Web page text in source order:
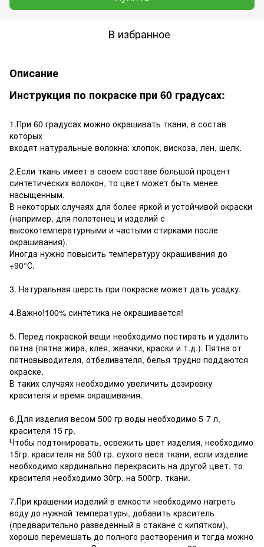
В избранное
Описание
Инструкция по покраске при 60 градусах:
1.При 60 градусах можно окрашивать ткани, в состав
которых
входят натуральные волокна: хлопок, вискоза, лен, шелк.
2.Если ткань имеет в своем составе большой процент
синтетических волокон, то цвет может быть менее
насыщенным.
В некоторых случаях для более яркой и устойчивой окраски
(например, для полотенец и изделий с
высокотемпературными и частыми стирками после
окрашивания).
Иногда нужно повысить температуру окрашивания до
+90°С.
3. Натуральная шерсть при покраске может дать усадку.
4.Важно!100% синтетика не окрашивается!
5. Перед покраской вещи необходимо постирать и удалить
пятна (пятна жира, клея, жвачки, краски и т.д.). Пятна от
пятновыводителя, отбеливателя, белья трудно поддаются
окраске.
В таких случаях необходимо увеличить дозировку
красителя и время окрашивания.
6.Для изделия весом 500 гр воды необходимо 5-7 л,
красителя 15 гр.
Чтобы подтонировать, освежить цвет изделия, необходимо
15гр. красителя на 500 гр. сухого веса ткани, если изделие
необходимо кардинально перекрасить на другой цвет, то
красителя необходимо 30гр. на 500гр. ткани.
7.При крашении изделий в емкости необходимо нагреть
воду до нужной температуры, добавить краситель
(предварительно разведенный в стакане с кипятком),
хорошо перемешать до полного растворения и тогда можно